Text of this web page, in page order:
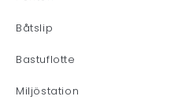
Båtslip
Bastuflotte
Miljöstation